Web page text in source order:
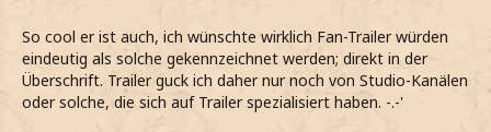
So cool er ist auch, ich wünschte wirklich Fan-Trailer würden
eindeutig als solche gekennzeichnet werden; direkt in der
Überschrift. Trailer guck ich daher nur noch von Studio-Kanälen
oder solche, die sich auf Trailer spezialisiert haben. -.-'